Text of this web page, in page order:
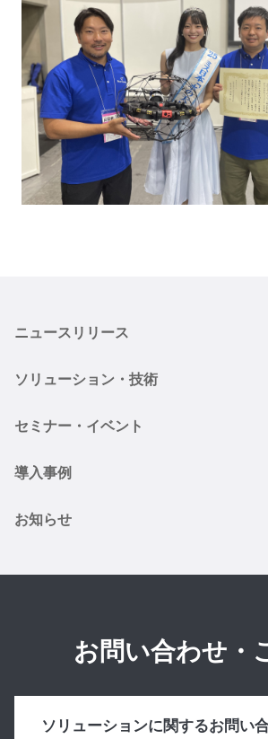
ニュースリリース
ソリューション・技術
セミナー・イベント
導入事例
お知らせ
お問い合わせ・
ソリューションに関するお問い